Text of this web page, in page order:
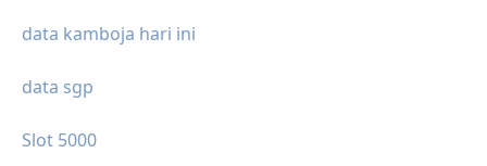
data kamboja hari ini
data sgp
Slot 5000